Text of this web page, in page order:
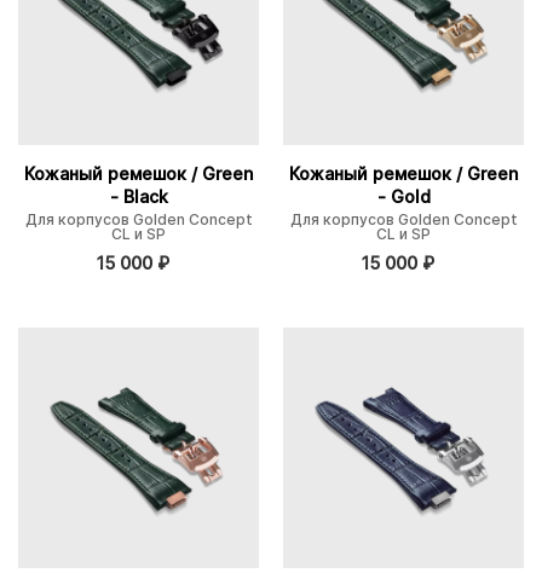
Кожаный ремешок / Green
- Black
Для корпусов Golden Concept
CL и SP
15 000₽
Кожаный ремешок / Green
- Gold
Для корпусов Golden Concept
CL и SP
15 000₽